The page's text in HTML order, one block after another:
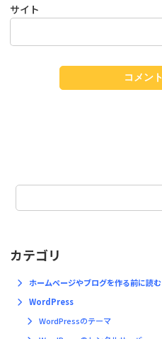
サイト
カテゴリ
ホームページやブログを作る前に読む
WordPress
WordPressのテーマ